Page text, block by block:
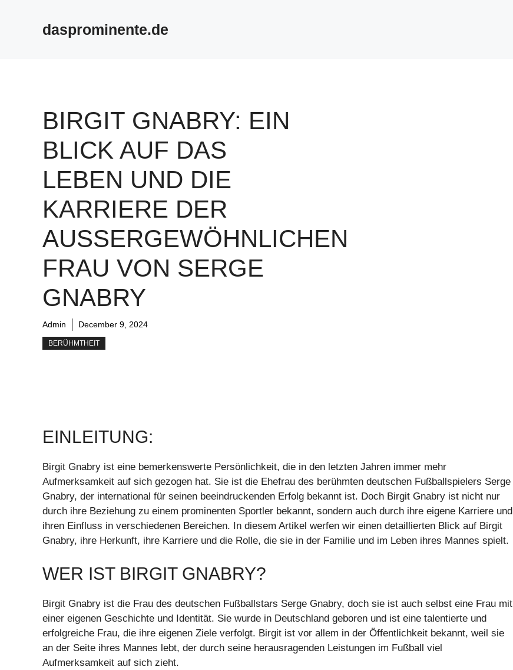
dasprominente.de
BIRGIT GNABRY: EIN
BLICK AUF DAS
LEBEN UND DIE
KARRIERE DER
AUSSERGEWÖHNLICHEN F
RAU VON SERGE G
NABRY
Admin December 9, 2024
BERÜHMTHEIT
EINLEITUNG:
Birgit Gnabry ist eine bemerkenswerte Persönlichkeit, die in den letzten Jahren immer mehr
Aufmerksamkeit auf sich gezogen hat. Sie ist die Ehefrau des berühmten deutschen Fußballspielers Serge
Gnabry, der international für seinen beeindruckenden Erfolg bekannt ist. Doch Birgit Gnabry ist nicht nur
durch ihre Beziehung zu einem prominenten Sportler bekannt, sondern auch durch ihre eigene Karriere und
ihren Einfluss in verschiedenen Bereichen. In diesem Artikel werfen wir einen detaillierten Blick auf Birgit
Gnabry, ihre Herkunft, ihre Karriere und die Rolle, die sie in der Familie und im Leben ihres Mannes spielt.
WER IST BIRGIT GNABRY?
Birgit Gnabry ist die Frau des deutschen Fußballstars Serge Gnabry, doch sie ist auch selbst eine Frau mit
einer eigenen Geschichte und Identität. Sie wurde in Deutschland geboren und ist eine talentierte und
erfolgreiche Frau, die ihre eigenen Ziele verfolgt. Birgit ist vor allem in der Öffentlichkeit bekannt, weil sie
an der Seite ihres Mannes lebt, der durch seine herausragenden Leistungen im Fußball viel
Aufmerksamkeit auf sich zieht.